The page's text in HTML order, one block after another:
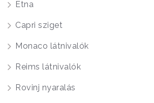
Etna
Capri sziget
Monaco látnivalók
Reims látnivalók
Rovinj nyaralás